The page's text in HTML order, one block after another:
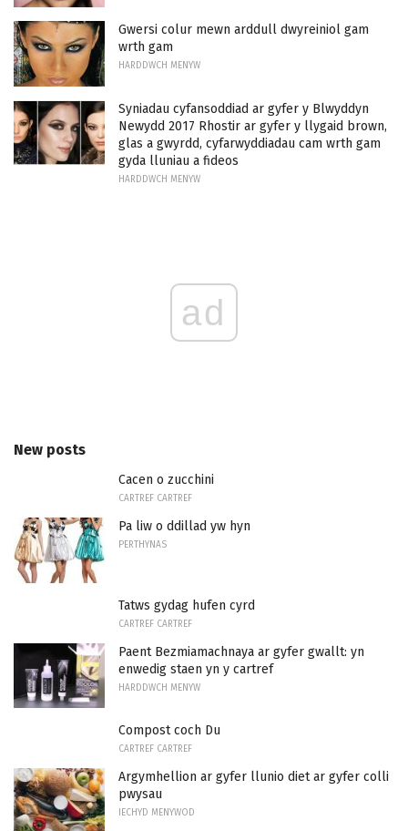
Gwersi colur mewn arddull dwyreiniol gam
wrth gam
HARDDWCH MENYW
Syniadau cyfansoddiad ar gyfer y Blwyddyn
Newydd 2017 Rhostir ar gyfer y llygaid brown,
glas a gwyrdd, cyfarwyddiadau cam wrth gam
gyda lluniau a fideos
HARDDWCH MENYW
ad
New posts
Cacen o zucchini
CARTREF CARTREF
Pa liw o ddillad yw hyn
PERTHYNAS
Tatws gydag hufen cyrd
CARTREF CARTREF
Paent Bezmiamachnaya ar gyfer gwallt: yn
enwedig staen yn y cartref
HARDDWCH MENYW
Compost coch Du
CARTREF CARTREF
Argymhellion ar gyfer llunio diet ar gyfer colli
pwysau
IECHYD MENYWOD